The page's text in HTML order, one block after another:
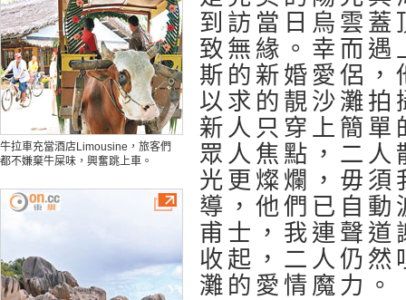
牛拉車充當酒店Limousine，旅客們
都不嫌棄牛屎味，興奮跳上車。
到訪當日烏雲蓋
致無緣。幸而遇
斯的新婚愛侶，
以求的靚沙灘拍
新人只穿上簡單
眾人焦點，二人
光更燦爛，毋須
導，他們已自動
甫士，我連聲道
收起，二人仍然
灘的愛情魔力。